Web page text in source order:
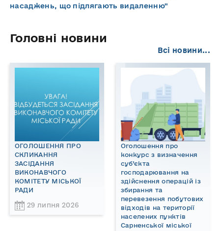
насаджень, що підлягають видаленню"
Головні новини
Всі новини...
ОГОЛОШЕННЯ ПРО
СКЛИКАННЯ
ЗАСІДАННЯ
ВИКОНАВЧОГО
КОМІТЕТУ МІСЬКОЇ
РАДИ
29 липня 2026
Оголошення про
конкурс з визначення
суб’єкта
господарювання на
здійснення операцій із
збирання та
перевезення побутових
відходів на території
населених пунктів
Сарненської міської